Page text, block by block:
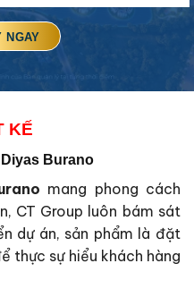
KẾ
Burano
mang phong cách
CT Group luôn bám sát
dự án, sản phẩm là đặt
thực sự hiểu khách hàng